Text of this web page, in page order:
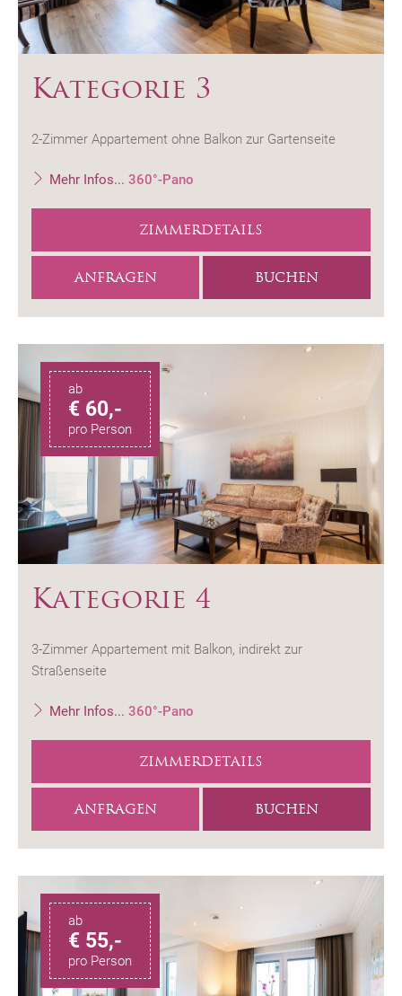
Kategorie 3
2-Zimmer Appartement ohne Balkon zur Gartenseite
Mehr Infos... 360°-Pano
ZIMMERDETAILS
ANFRAGEN BUCHEN
Kategorie 4
3-Zimmer Appartement mit Balkon, indirekt zur
Straßenseite
ab
€ 60,-
pro Person
Mehr Infos... 360°-Pano
ZIMMERDETAILS
ANFRAGEN BUCHEN
ab
€ 55,-
pro Person